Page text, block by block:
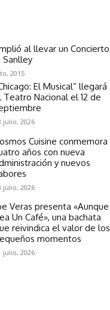
al llevar un Concierto
Sanlley
2015
El Musical” llegará
Teatro Nacional el 12 de
julio, 2026
Cuisine conmemora
años con nueva
y nuevos
julio, 2026
Veras presenta «Aunque
Un Café», una bachata
reivindica el valor de los
momentos
julio, 2026